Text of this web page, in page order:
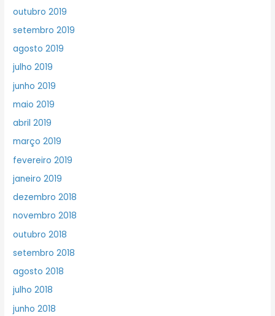
outubro 2019
setembro 2019
agosto 2019
julho 2019
junho 2019
maio 2019
abril 2019
março 2019
fevereiro 2019
janeiro 2019
dezembro 2018
novembro 2018
outubro 2018
setembro 2018
agosto 2018
julho 2018
junho 2018